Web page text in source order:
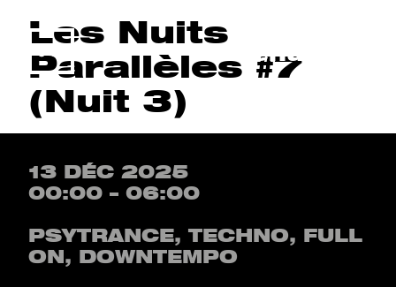
Menu
Les Nuits
Parallèles #7
(Nuit 3)
13 DÉC 2025
00:00 – 06:00
PSYTRANCE, TECHNO, FULL
ON, DOWNTEMPO